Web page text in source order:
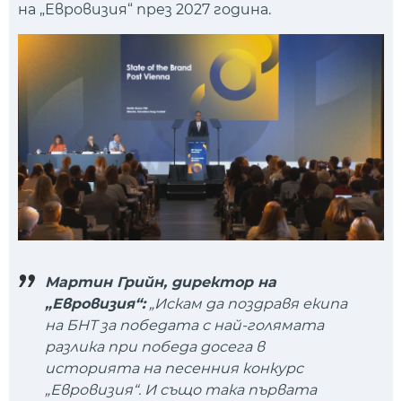
на „Евровизия“ през 2027 година.
Мартин Грийн, директор на
„Евровизия“:„Искам да поздравя екипа
на БНТ за победата с най-голямата
разлика при победа досега в
историята на песенния конкурс
„Евровизия“. И също така първата